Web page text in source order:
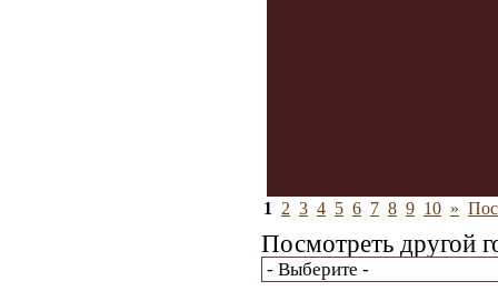
1 2 3 4 5 6 7 8 9 10 »
Посмотреть другой